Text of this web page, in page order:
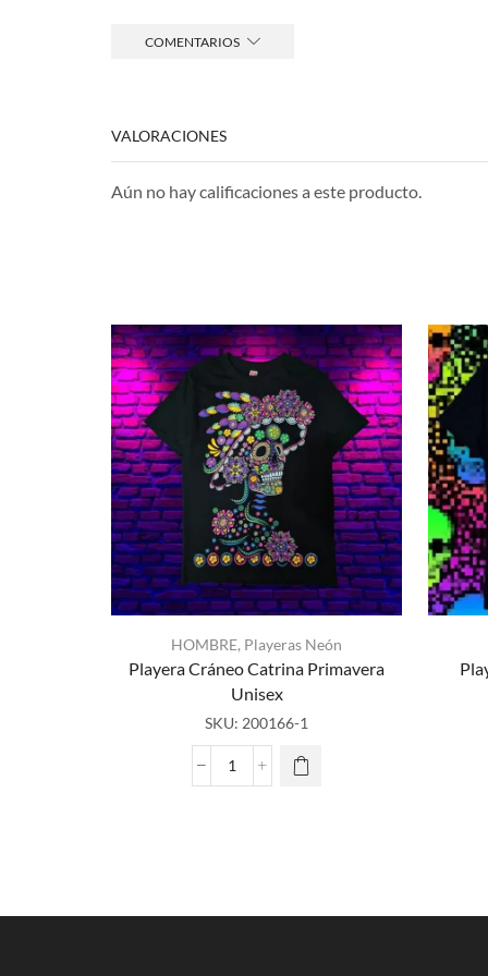
COMENTARIOS
VALORACIONES
Aún no hay calificaciones a este producto.
HOMBRE, Playeras Neón
Playera Cráneo Catrina Primavera
Unisex
SKU: 200166-1
Playera